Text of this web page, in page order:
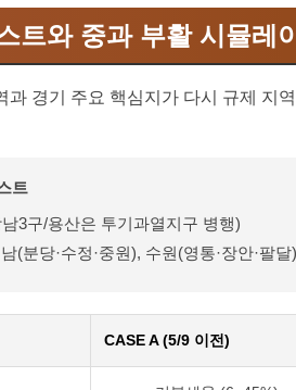
트와 중과 부활 시뮬레
과 경기 주요 핵심지가 다시 규제 지
트
3구/용산은 투기과열지구 병행)
(분당·수정·중원), 수원(영통·장안·팔
CASE A (5/9 이전)